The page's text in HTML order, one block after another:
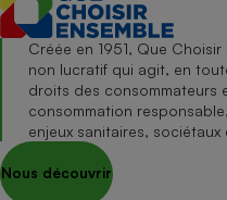
Créée en 1951, Que
non lucratif qui agit, en
droits des consommateurs
consommation
enjeux sanitaires,
Nous découvrir